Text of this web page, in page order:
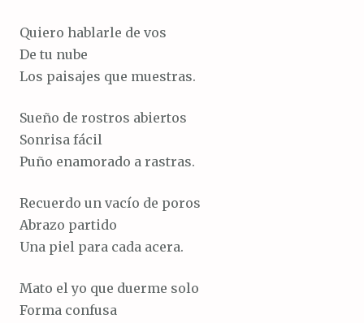
Quiero hablarle de vos
De tu nube
Los paisajes que muestras.
Sueño de rostros abiertos
Sonrisa fácil
Puño enamorado a rastras.
Recuerdo un vacío de poros
Abrazo partido
Una piel para cada acera.
Mato el yo que duerme solo
Forma confusa